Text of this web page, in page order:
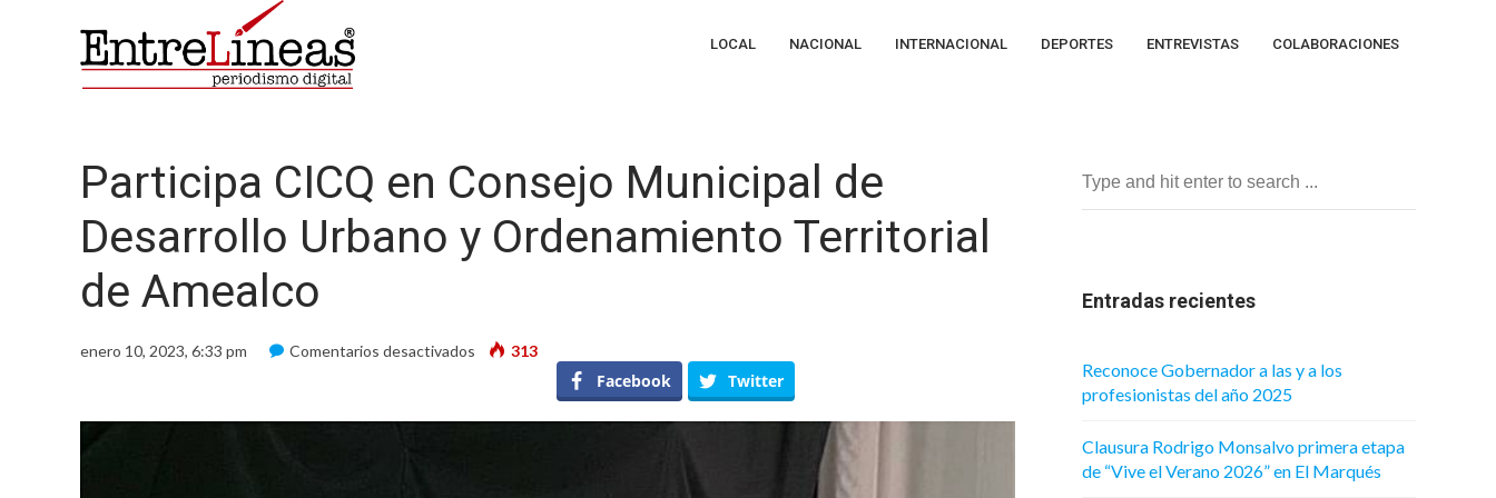
LOCAL NACIONAL INTERNACIONAL DEPORTES ENTREVISTAS COLABORACIONES
Participa CICQ en Consejo Municipal de
Desarrollo Urbano y Ordenamiento Territorial
de Amealco
enero 10, 2023, 6:33 pm Comentarios desactivados en
Consejo
313
Facebook Twitter
Entradas recientes
Reconoce Gobernador a las y a los
profesionistas del año 2025
Clausura Rodrigo Monsalvo primera etapa
de “Vive el Verano 2026” en El Marqués